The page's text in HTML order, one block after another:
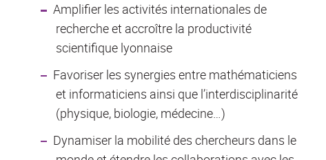
Amplifier les activités internationales de
recherche et accroître la productivité
scientifique lyonnaise
Favoriser les synergies entre mathématiciens
et informaticiens ainsi que l’interdisciplinarité
(physique, biologie, médecine…)
Dynamiser la mobilité des chercheurs dans le